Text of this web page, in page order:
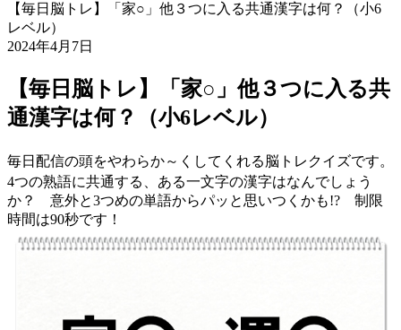
【毎日脳トレ】「家○」他３つに入る共通漢字は何？（小6
レベル）
2024年4月7日
【毎日脳トレ】「家○」他３つに入る共
通漢字は何？（小6レベル）
毎日配信の頭をやわらか～くしてくれる脳トレクイズです。
4つの熟語に共通する、ある一文字の漢字はなんでしょう
か？ 意外と3つめの単語からパッと思いつくかも!? 制限
時間は90秒です！